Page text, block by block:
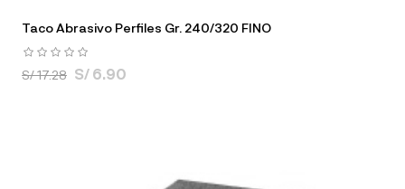
Taco Abrasivo Perfiles Gr. 240/320 FINO
S/ 17.28 S/ 6.90